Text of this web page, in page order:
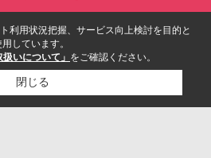
利用状況把握、サービス向上検討を目的と
しています。
扱いについて」 をご確認ください。
閉じる